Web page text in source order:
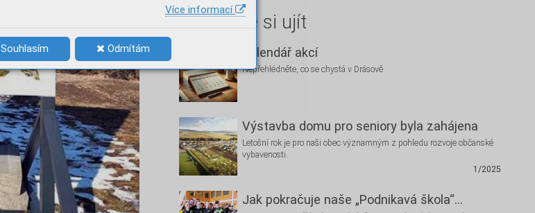
Více informací
Souhlasím Odmítám
Nenechte si ujít
Kalendář akcí
Nepřehlédněte, co se chystá v Drásově
Výstavba domu pro seniory byla zahájena
Letošní rok je pro naši obec významným z pohledu rozvoje občanské
vybavenosti.
1/2025
Jak pokračuje naše „Podnikavá škola“…